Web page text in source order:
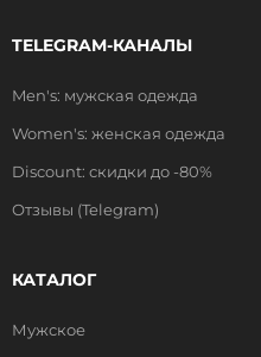
TELEGRAM-КАНАЛЫ
Men's: мужская одежда
Women's: женская одежда
Discount: скидки до -80%
Отзывы (Telegram)
КАТАЛОГ
Мужское